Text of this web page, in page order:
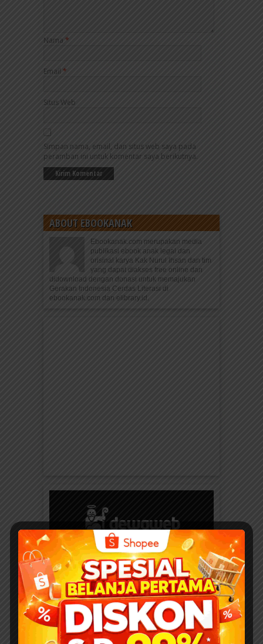
Nama *
Email *
Situs Web
Simpan nama, email, dan situs web saya pada
peramban ini untuk komentar saya berikutnya.
ABOUT EBOOKANAK
Ebookanak.com merupakan media
publikasi ebook anak legal dan
orisinal karya Kak Nurul Ihsan dan tim
yang dapat diakses free online dan
didownload dengan donasi untuk memajukan
Gerakan Indonesia Cerdas Literasi di
ebookanak.com dan elibrary.id.